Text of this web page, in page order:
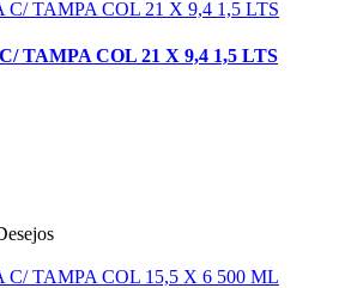
TAMPA COL 21 X 9,4 1,5 LTS